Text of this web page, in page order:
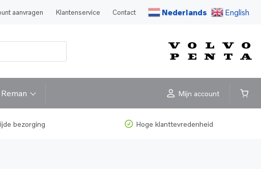
aanvragen Klantenservice Contact Nederlands English
Reman Mijn account
bezorging Hoge klanttevredenheid